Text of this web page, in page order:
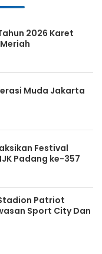
2026 Karet
Muda Jakarta
Festival
Padang ke-357
Patriot
Sport City Dan